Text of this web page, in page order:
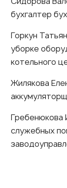
бухгалтер
Горкун
уборке
котельного
Жилякова
Гребенюкова
служебных